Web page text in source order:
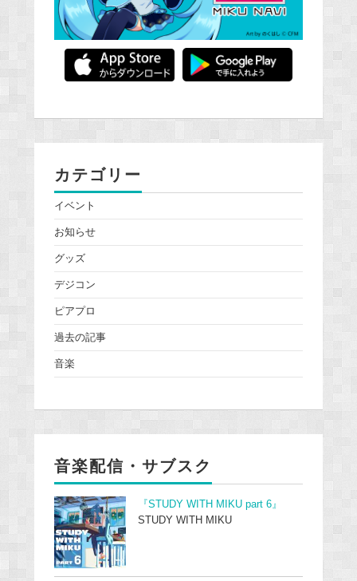
カテゴリー
イベント
お知らせ
グッズ
デジコン
ピアプロ
過去の記事
音楽
音楽配信・サブスク
『STUDY WITH MIKU part 6』
STUDY WITH MIKU